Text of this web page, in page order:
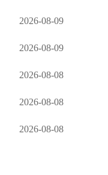
2026-08-09
2026-08-09
2026-08-08
2026-08-08
2026-08-08